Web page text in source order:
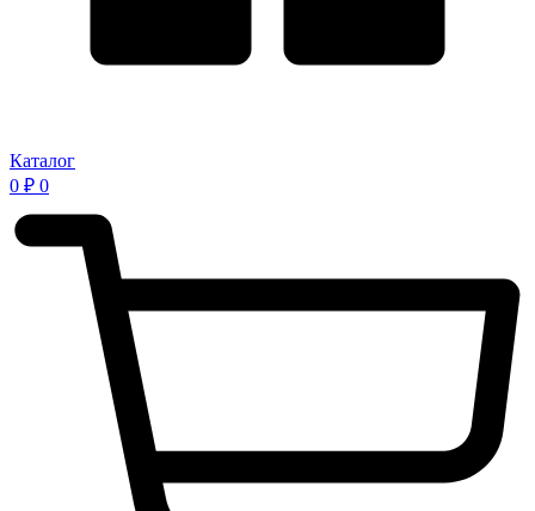
Каталог
0 ₽ 0